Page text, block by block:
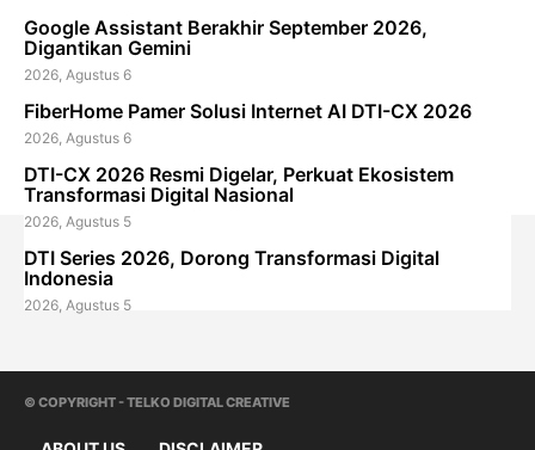
Google Assistant Berakhir September 2026,
Digantikan Gemini
2026, Agustus 6
FiberHome Pamer Solusi Internet AI DTI-CX 2026
2026, Agustus 6
DTI-CX 2026 Resmi Digelar, Perkuat Ekosistem
Transformasi Digital Nasional
2026, Agustus 5
DTI Series 2026, Dorong Transformasi Digital
Indonesia
2026, Agustus 5
© COPYRIGHT - TELKO DIGITAL CREATIVE